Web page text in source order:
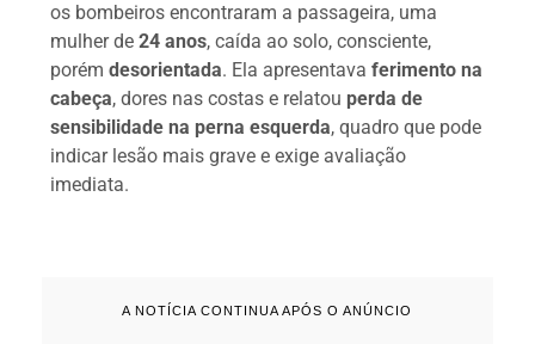
os bombeiros encontraram a passageira, uma
mulher de24 anos, caída ao solo, consciente,
porémdesorientada. Ela apresentavaferimento na
cabeça, dores nas costas e relatou perda de
sensibilidade na perna esquerda, quadro que pode
indicar lesão mais grave e exige avaliação
imediata.
A NOTÍCIA CONTINUA APÓS O ANÚNCIO